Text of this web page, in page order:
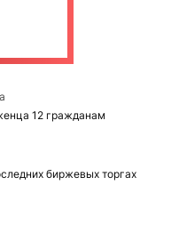
12 гражданам
биржевых торгах